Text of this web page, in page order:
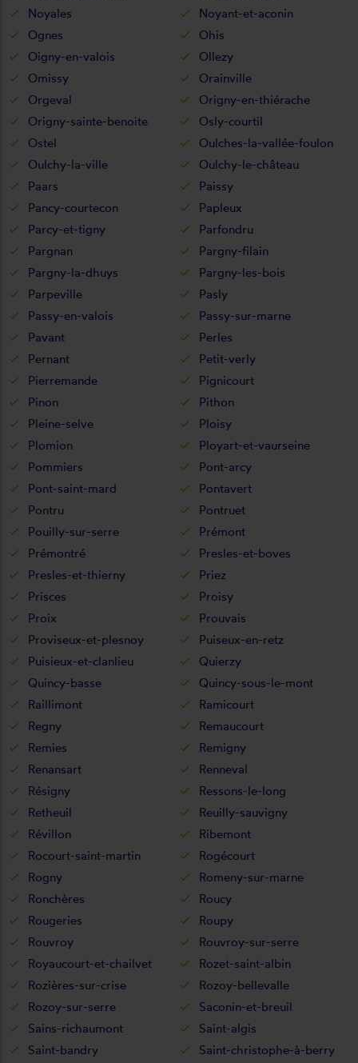
Noyales
Noyant-et-aconin
Ognes
Ohis
Oigny-en-valois
Ollezy
Omissy
Orainville
Orgeval
Origny-en-thiérache
Origny-sainte-benoite
Osly-courtil
Ostel
Oulches-la-vallée-foulon
Oulchy-la-ville
Oulchy-le-château
Paars
Paissy
Pancy-courtecon
Papleux
Parcy-et-tigny
Parfondru
Pargnan
Pargny-filain
Pargny-la-dhuys
Pargny-les-bois
Parpeville
Pasly
Passy-en-valois
Passy-sur-marne
Pavant
Perles
Pernant
Petit-verly
Pierremande
Pignicourt
Pinon
Pithon
Pleine-selve
Ploisy
Plomion
Ployart-et-vaurseine
Pommiers
Pont-arcy
Pont-saint-mard
Pontavert
Pontru
Pontruet
Pouilly-sur-serre
Prémont
Prémontré
Presles-et-boves
Presles-et-thierny
Priez
Prisces
Proisy
Proix
Prouvais
Proviseux-et-plesnoy
Puiseux-en-retz
Puisieux-et-clanlieu
Quierzy
Quincy-basse
Quincy-sous-le-mont
Raillimont
Ramicourt
Regny
Remaucourt
Remies
Remigny
Renansart
Renneval
Résigny
Ressons-le-long
Retheuil
Reuilly-sauvigny
Révillon
Ribemont
Rocourt-saint-martin
Rogécourt
Rogny
Romeny-sur-marne
Ronchères
Roucy
Rougeries
Roupy
Rouvroy
Rouvroy-sur-serre
Royaucourt-et-chailvet
Rozet-saint-albin
Rozières-sur-crise
Rozoy-bellevalle
Rozoy-sur-serre
Saconin-et-breuil
Sains-richaumont
Saint-algis
Saint-bandry
Saint-christophe-à-berry